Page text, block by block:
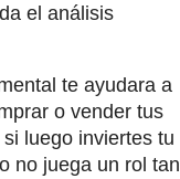
el análisis
te ayudara a
o vender tus
luego inviertes tu
no juega un rol tan